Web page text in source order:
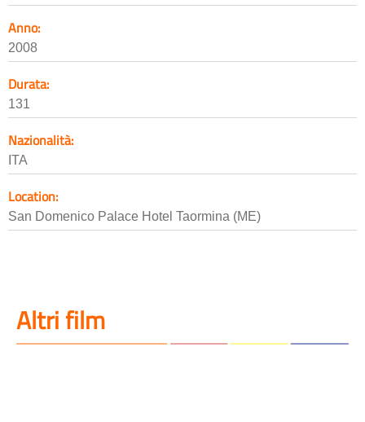
Anno:
2008
Durata:
131
Nazionalità:
ITA
Location:
San Domenico Palace Hotel Taormina (ME)
Altri film